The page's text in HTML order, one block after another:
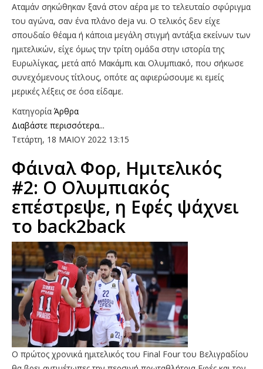
Αταμάν σηκώθηκαν ξανά στον αέρα με το τελευταίο σφύριγμα
του αγώνα, σαν ένα πλάνο deja vu. Ο τελικός δεν είχε
σπουδαίο θέαμα ή κάποια μεγάλη στιγμή αντάξια εκείνων των
ημιτελικών, είχε όμως την τρίτη ομάδα στην ιστορία της
Ευρωλίγκας, μετά από Μακάμπι και Ολυμπιακό, που σήκωσε
συνεχόμενους τίτλους, οπότε ας αφιερώσουμε κι εμείς
μερικές λέξεις σε όσα είδαμε.
Κατηγορία Άρθρα
Διαβάστε περισσότερα...
Τετάρτη, 18 ΜΑΙΟΥ 2022 13:15
Φάιναλ Φορ, Ημιτελικός
#2: Ο Ολυμπιακός
επέστρεψε, η Εφές ψάχνει
το back2back
Ο πρώτος χρονικά ημιτελικός του Final Four του Βελιγραδίου